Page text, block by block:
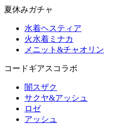
夏休みガチャ
水着ヘスティア
火水着ミナカ
メニット&チャオリン
コードギアスコラボ
闇スザク
サクヤ&アッシュ
ロゼ
アッシュ